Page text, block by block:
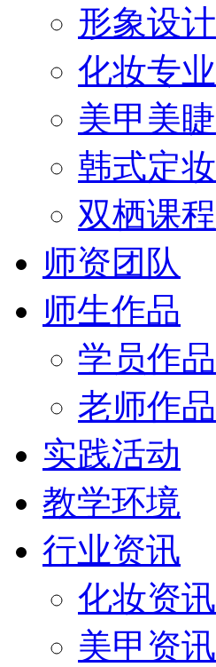
形象设计
化妆专业
美甲美睫
韩式定妆
双栖课程
师资团队
师生作品
学员作品
老师作品
实践活动
教学环境
行业资讯
化妆资讯
美甲资讯